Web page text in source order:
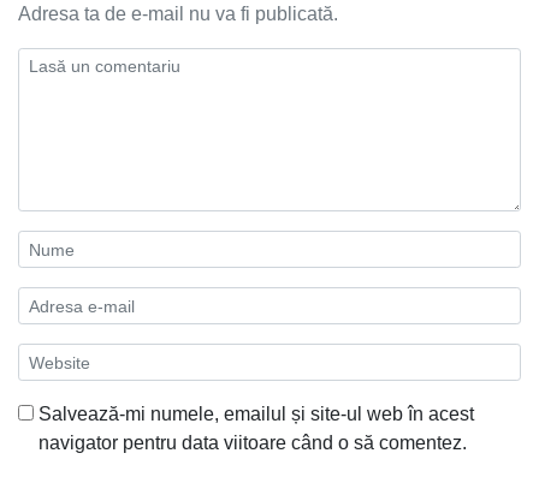
Adresa ta de e-mail nu va fi publicată.
Salvează-mi numele, emailul și site-ul web în acest
navigator pentru data viitoare când o să comentez.